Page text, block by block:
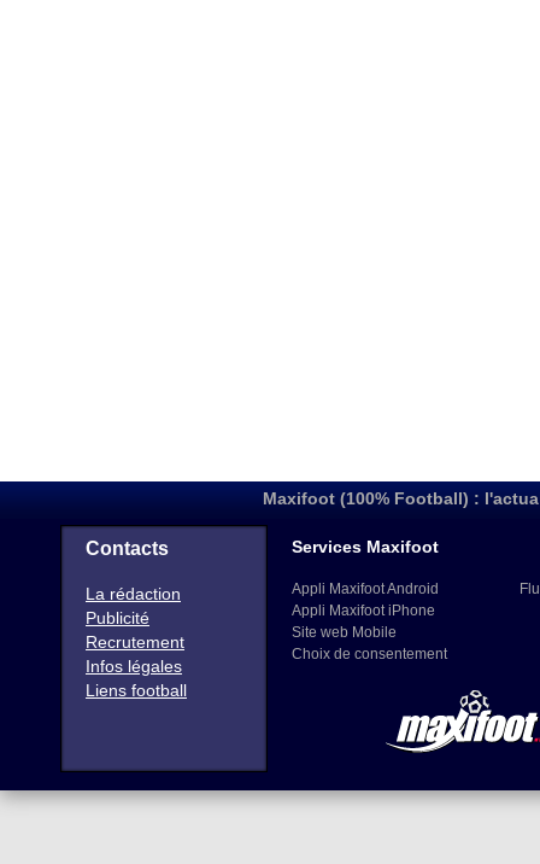
Maxifoot (100% Football) :
Contacts
La rédaction
Publicité
Recrutement
Infos légales
Liens football
Services Maxifoot
Appli Maxifoot Android
Appli Maxifoot iPhone
Site web Mobile
Choix de consentement